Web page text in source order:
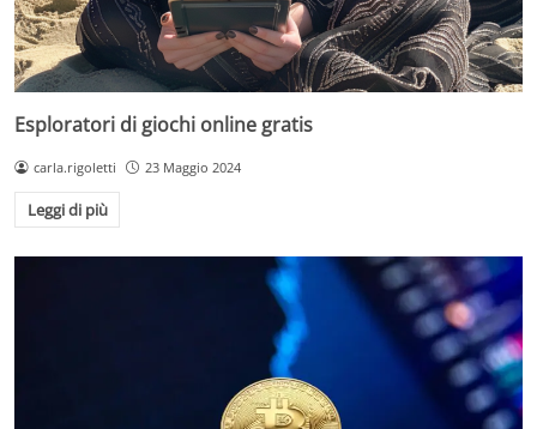
Esploratori di giochi online gratis
carla.rigoletti 23 Maggio 2024
Leggi di più